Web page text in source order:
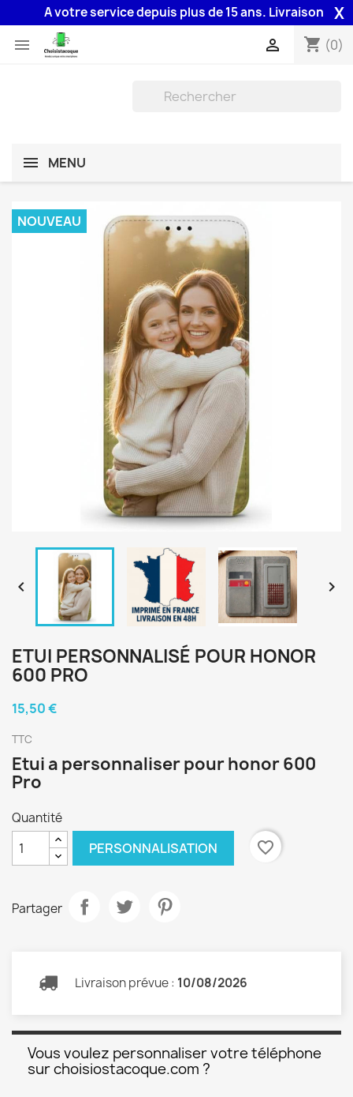
A votre service depuis plus de 15 ans. Livraison 48H X
 shopping_cart (0)

MENU
NOUVEAU
 
ETUI PERSONNALISÉ POUR HONOR
600 PRO
15,50 €
TTC
Etui a personnaliser pour honor 600
Pro
Quantité
PERSONNALISATION favorite_border
Partager
Livraison prévue : 10/08/2026
Vous voulez personnaliser votre téléphone
sur choisiostacoque.com ?